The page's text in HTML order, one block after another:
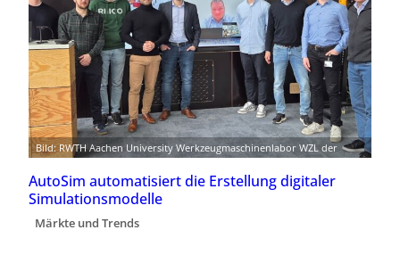
Bild: RWTH Aachen University Werkzeugmaschinenlabor WZL der
AutoSim automatisiert die Erstellung digitaler
Simulationsmodelle
Märkte und Trends